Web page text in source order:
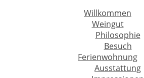
Willkommen
Weingut
Philosophie
Besuch
Ferienwohnung
Ausstattung